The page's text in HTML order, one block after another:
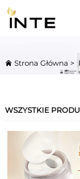
Strona Główna >
WSZYSTKIE